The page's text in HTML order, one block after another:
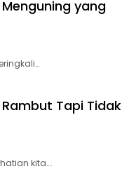
yang
Tapi Tidak
kita….